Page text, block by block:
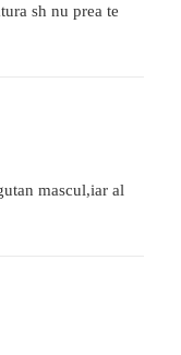
sh nu prea te
mascul,iar al